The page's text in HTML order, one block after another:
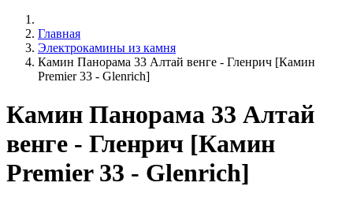
Главная
Электрокамины из камня
Камин Панорама 33 Алтай венге - Гленрич [Камин
Premier 33 - Glenrich]
Камин Панорама 33 Алтай
венге - Гленрич [Камин
Premier 33 - Glenrich]